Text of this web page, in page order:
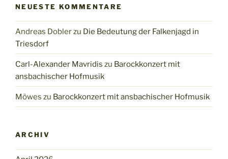
NEUESTE KOMMENTARE
Andreas Doblerzu Die Bedeutung der Falkenjagd in
Triesdorf
Carl-Alexander Mavridis zu Barockkonzert mit
ansbachischer Hofmusik
Möwes zu Barockkonzert mit ansbachischer Hofmusik
ARCHIV